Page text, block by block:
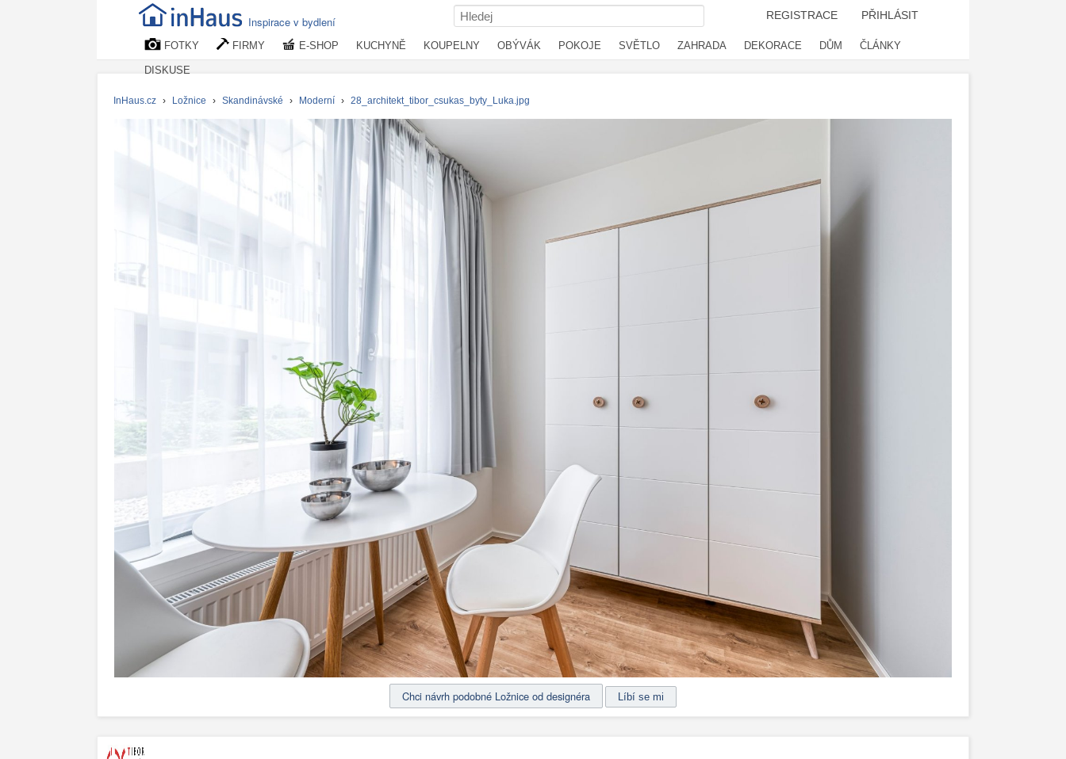
Inspirace v bydlení REGISTRACE PŘIHLÁSIT
FOTKY FIRMY E-SHOP KUCHYNĚ KOUPELNY OBÝVÁK POKOJE SVĚTLO ZAHRADA DEKORACE DŮM ČLÁNKY
DISKUSE
InHaus.cz › Ložnice › Skandinávské › Moderní › 28_architekt_tibor_csukas_byty_Luka.jpg
Chci návrh podobné Ložnice od designéra